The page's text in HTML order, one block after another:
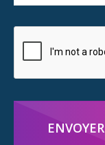
ENVOYER